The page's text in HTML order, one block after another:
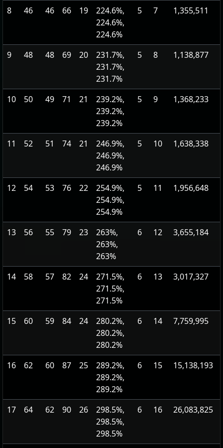
8 46 46 66 19
224.6%,
224.6%,
224.6%
5 7 1,355,511
9 48 48 69 20
231.7%,
231.7%,
231.7%
5 8 1,138,877
10 50 49 71 21
239.2%,
239.2%,
239.2%
5 9 1,368,233
11 52 51 74 21
246.9%,
246.9%,
246.9%
5 10 1,638,338
12 54 53 76 22
254.9%,
254.9%,
254.9%
5 11 1,956,648
13 56 55 79 23
263%,
263%,
263%
6 12 3,655,184
14 58 57 82 24
271.5%,
271.5%,
271.5%
6 13 3,017,327
15 60 59 84 24
280.2%,
280.2%,
280.2%
6 14 7,759,995
16 62 60 87 25
289.2%,
289.2%,
289.2%
6 15 15,138,193
17 64 62 90 26
298.5%,
298.5%,
298.5%
6 16 26,083,825